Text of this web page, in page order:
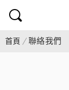
首頁 聯絡我們